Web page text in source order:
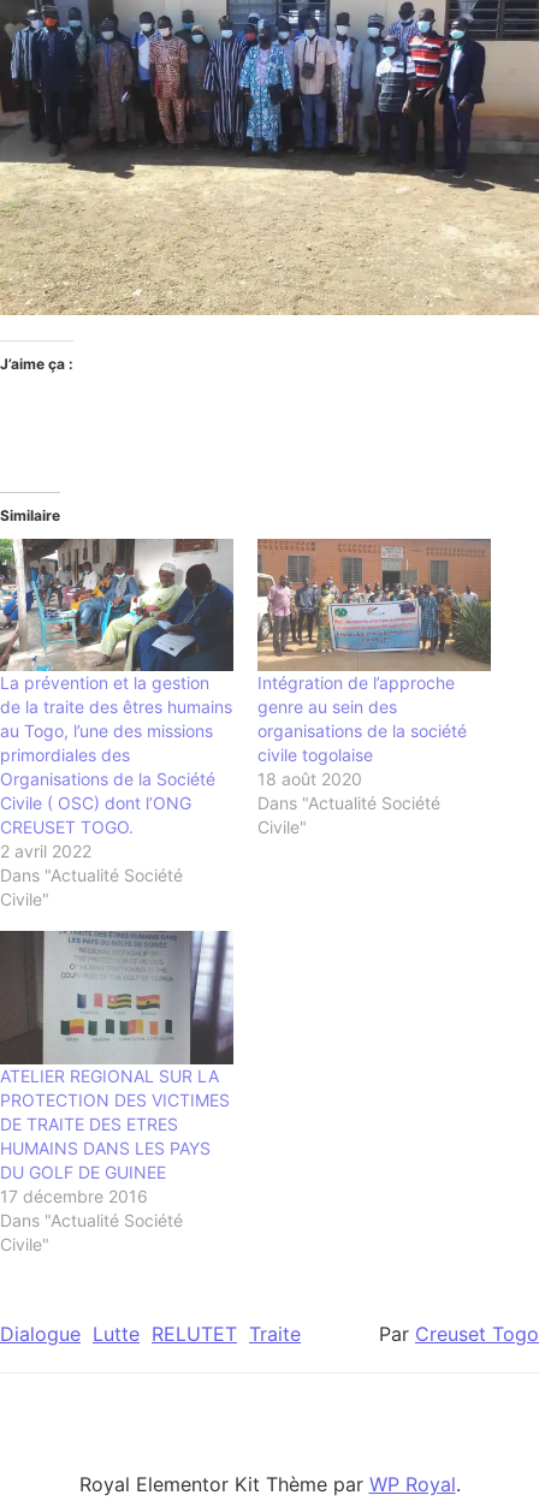
J’aime ça :
Similaire
La prévention et la gestion
de la traite des êtres humains
au Togo, l’une des missions
primordiales des
Organisations de la Société
Civile ( OSC) dont l’ONG
CREUSET TOGO.
2 avril 2022
Dans "Actualité Société
Civile"
Intégration de l’approche
genre au sein des
organisations de la société
civile togolaise
18 août 2020
Dans "Actualité Société
Civile"
ATELIER REGIONAL SUR LA
PROTECTION DES VICTIMES
DE TRAITE DES ETRES
HUMAINS DANS LES PAYS
DU GOLF DE GUINEE
17 décembre 2016
Dans "Actualité Société
Civile"
Dialogue Lutte RELUTET Traite Par Creuset Togo
Royal Elementor Kit Thème par WP Royal.